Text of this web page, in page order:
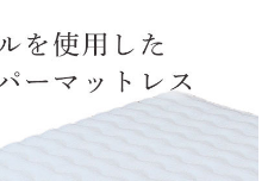
人工羽毛シュレープ